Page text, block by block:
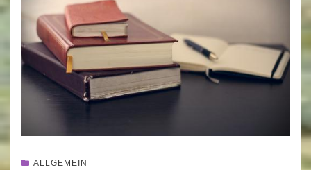
ALLGEMEIN